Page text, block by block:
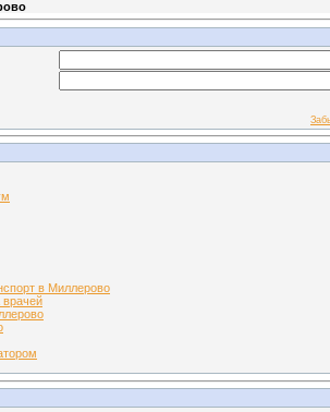
в Миллерово
врачей